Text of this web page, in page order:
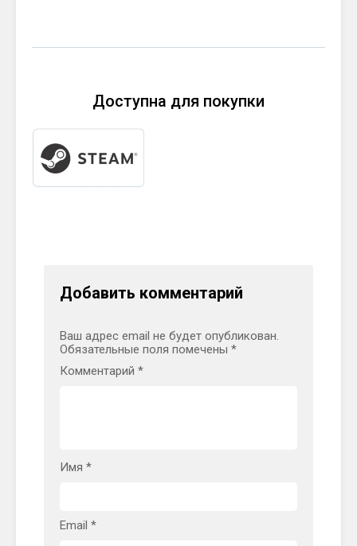
Доступна для покупки
Добавить комментарий
Ваш адрес email не будет опубликован.
Обязательные поля помечены *
Комментарий *
Имя *
Email *